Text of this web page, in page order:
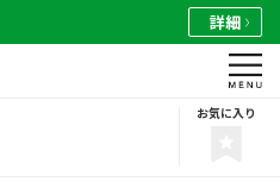
詳細
お気に入り